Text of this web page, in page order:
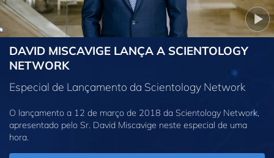
DAVID MISCAVIGE LANÇA A SCIENTOLOGY
NETWORK
Especial de Lançamento da Scientology Network
O lançamento a 12 de março de 2018 da Scientology Network,
apresentado pelo Sr. David Miscavige neste especial de uma
hora.